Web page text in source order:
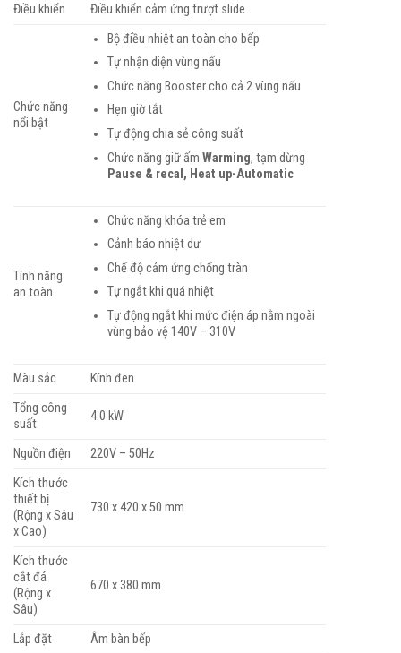
Điều khiển Điều khiển cảm ứng trượt slide
Chức năng
nổi bật
Bộ điều nhiệt an toàn cho bếp
Tự nhận diện vùng nấu
Chức năng Booster cho cả 2 vùng nấu
Hẹn giờ tắt
Tự động chia sẻ công suất
Chức năng giữ ấm Warming, tạm dừng
Pause & recal, Heat up-Automatic
Tính năng
an toàn
Chức năng khóa trẻ em
Cảnh báo nhiệt dư
Chế độ cảm ứng chống tràn
Tự ngắt khi quá nhiệt
Tự động ngắt khi mức điện áp nằm ngoài
vùng bảo vệ 140V – 310V
Màu sắc
Kính đen
Tổng công
suất
4.0 kW
Nguồn điện
220V – 50Hz
Kích thước
thiết bị
(Rộng x Sâu
x Cao)
730 x 420 x 50 mm
Kích thước
cắt đá
(Rộng x
Sâu)
670 x 380 mm
Lắp đặt
Âm bàn bếp